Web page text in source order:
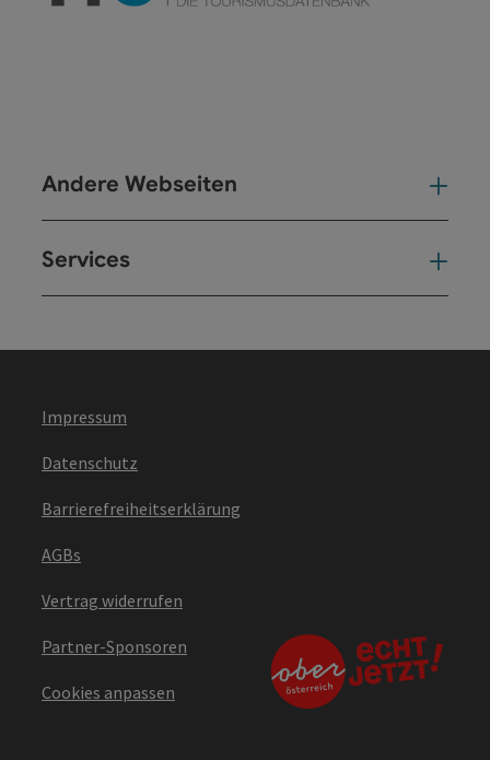
Andere Webseiten
Services
Impressum
Datenschutz
Barrierefreiheitserklärung
AGBs
Vertrag widerrufen
Partner-Sponsoren
Cookies anpassen